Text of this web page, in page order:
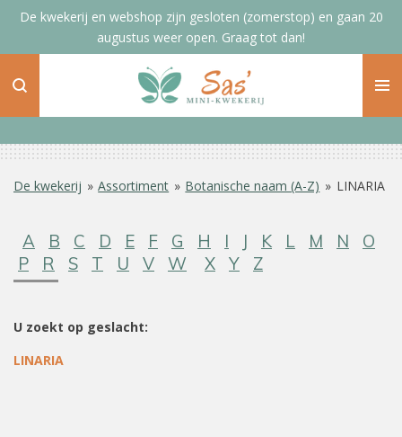
Ga
de
De kwekerij en webshop zijn gesloten (zomerstop) en gaan 20
augustus weer open. Graag tot dan!
De kwekerij » Assortiment » Botanische naam (A-Z) » LINARIA
A B C D E F G H I J K L M N
O
P
R S T U V W X Y Z
U zoekt op geslacht:
LINARIA